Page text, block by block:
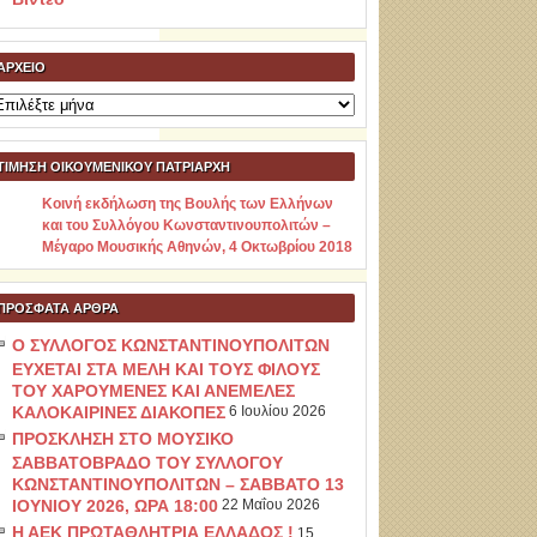
ΟΙΚΟΥΜΕΝΙΚΟΥ ΠΑΤΡΙΑΡΧΗ
Κοινή εκδήλωση της Βουλής των Ελλήνων
και του Συλλόγου Κωνσταντινουπολιτών –
Μέγαρο Μουσικής Αθηνών, 4 Οκτωβρίου 2018
ΆΡΘΡΑ
Ο ΣΥΛΛΟΓΟΣ ΚΩΝΣΤΑΝΤΙΝΟΥΠΟΛΙΤΩΝ
ΕΥΧΕΤΑΙ ΣΤΑ ΜΕΛΗ ΚΑΙ ΤΟΥΣ ΦΙΛΟΥΣ
ΤΟΥ ΧΑΡΟΥΜΕΝΕΣ ΚΑΙ ΑΝΕΜΕΛΕΣ
ΚΑΛΟΚΑΙΡΙΝΕΣ ΔΙΑΚΟΠΕΣ 6 Ιουλίου 2026
ΠΡΟΣΚΛΗΣΗ ΣΤΟ ΜΟΥΣΙΚΟ
ΣΑΒΒΑΤΟΒΡΑΔΟ ΤΟΥ ΣΥΛΛΟΓΟΥ
ΚΩΝΣΤΑΝΤΙΝΟΥΠΟΛΙΤΩΝ – ΣΑΒΒΑΤΟ 13
ΙΟΥΝΙΟΥ 2026, ΩΡΑ 18:00 22 Μαΐου 2026
Η ΑΕΚ ΠΡΩΤΑΘΛΗΤΡΙΑ ΕΛΛΑΔΟΣ !